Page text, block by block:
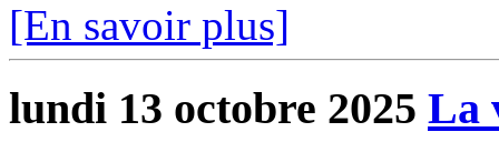
[En savoir plus]
lundi 13 octobre 2025 La